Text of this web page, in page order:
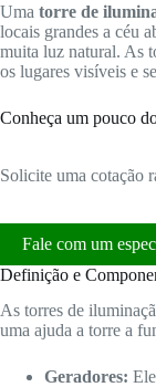
Uma torre de
locais grandes a céu
muita luz natural. As
os lugares visíveis e
Conheça um pouco
Solicite uma cotação
Fale com um
Definição e
As torres de
uma ajuda a torre a
Geradores: